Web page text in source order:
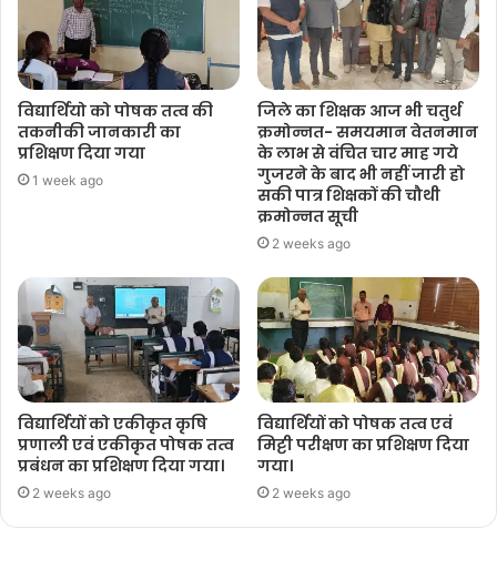
विद्यार्थियो को पोषक तत्व की
तकनीकी जानकारी का
प्रशिक्षण दिया गया
1 week ago
जिले का शिक्षक आज भी चतुर्थ
क्रमोन्नत- समयमान वेतनमान
के लाभ से वंचित चार माह गये
गुजरने के बाद भी नहीं जारी हो
सकी पात्र शिक्षकों की चौथी
क्रमोन्नत सूची
2 weeks ago
विद्यार्थियों को एकीकृत कृषि
प्रणाली एवं एकीकृत पोषक तत्व
प्रबंधन का प्रशिक्षण दिया गया।
2 weeks ago
विद्यार्थियों को पोषक तत्व एवं
मिट्टी परीक्षण का प्रशिक्षण दिया
गया।
2 weeks ago